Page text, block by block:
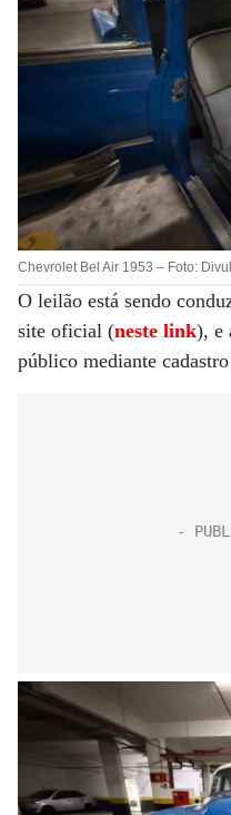
Chevrolet Bel Air 1953 – Foto:
O leilão está sendo
site oficial (neste link), e
público mediante